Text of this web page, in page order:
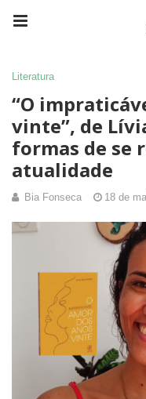
Literatura
“O
vinte”, de
formas de se
atualidade
Bia Fonseca 18 de